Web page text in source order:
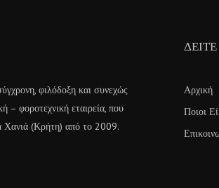
φιλόδοξη και συνεχώς
– φοροτεχνική εταιρεία, που
Χανιά (Κρήτη) από το 2009.
Αρχική
Ποιοι